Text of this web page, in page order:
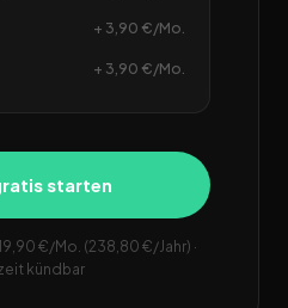
+ 3,90 €/Mo.
+ 3,90 €/Mo.
starten
€/Mo. (238,80 €/Jahr) ·
kündbar